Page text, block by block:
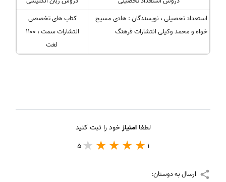
استعداد تحصیلی ، نویسندگان : هادی مسیح
خواه و محمد وکیلی انتشارات فرهنگ
کتاب های تخصصی
انتشارات سمت ، 1100
لطفاامتیازخود را ثبت کنید
1
5
ارسال به دوستان: